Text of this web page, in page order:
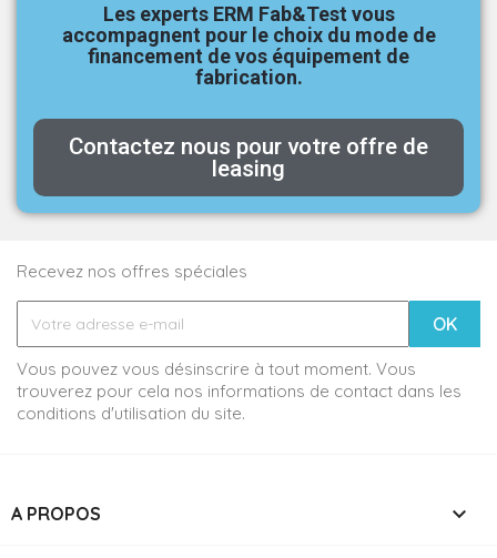
Les experts ERM Fab&Test vous
accompagnent pour le choix du mode de
financement de vos équipement de
fabrication.
Contactez nous pour votre offre de
leasing
Recevez nos offres spéciales
Vous pouvez vous désinscrire à tout moment. Vous
trouverez pour cela nos informations de contact dans les
conditions d'utilisation du site.
A PROPOS 